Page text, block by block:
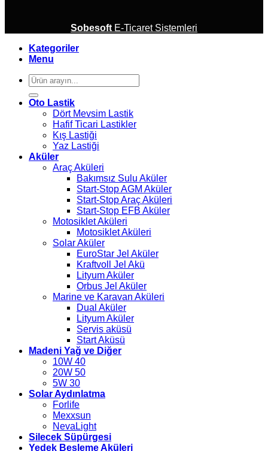
Sobesoft E-Ticaret Sistemleri
Kategoriler
Menu
Ara:
Oto Lastik
Dört Mevsim Lastik
Hafif Ticari Lastikler
Kış Lastiği
Yaz Lastiği
Aküler
Araç Aküleri
Bakımsız Sulu Aküler
Start-Stop AGM Aküler
Start-Stop Araç Aküleri
Start-Stop EFB Aküler
Motosiklet Aküleri
Motosiklet Aküleri
Solar Aküler
EuroStar Jel Aküler
Kraftvoll Jel Akü
Lityum Aküler
Orbus Jel Aküler
Marine ve Karavan Aküleri
Dual Aküler
Lityum Aküler
Servis aküsü
Start Aküsü
Madeni Yağ ve Diğer
10W 40
20W 50
5W 30
Solar Aydınlatma
Forlife
Mexxsun
NevaLight
Silecek Süpürgesi
Yedek Besleme Aküleri